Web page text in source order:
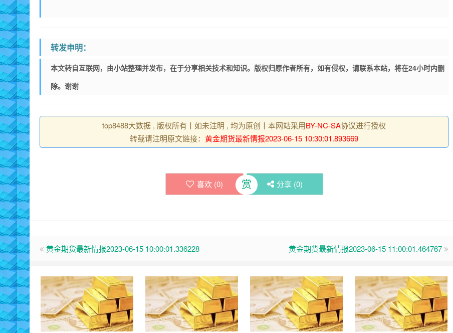
转发申明：
本文转自互联网，由小站整理并发布，在于分享相关技术和知识。版权归原作者所有，如有侵权，请联系本站，将在24小时内删
除。谢谢
top8488大数据 , 版权所有丨如未注明 , 均为原创丨本网站采用BY-NC-SA协议进行授权
转载请注明原文链接： 黄金期货最新情报2023-06-15 10:30:01.893669
喜欢 (0) 赏 分享 (0)
黄金期货最新情报2023-06-15 10:00:01.336228 黄金期货最新情报2023-06-15 11:00:01.464767